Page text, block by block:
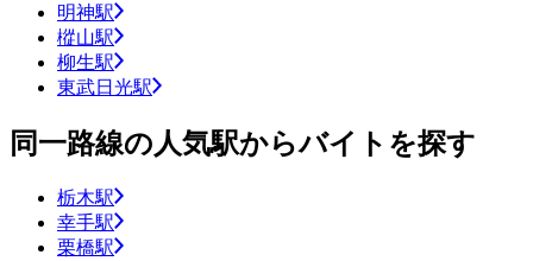
明神駅
樅山駅
柳生駅
東武日光駅
同一路線の人気駅からバイトを探す
栃木駅
幸手駅
栗橋駅